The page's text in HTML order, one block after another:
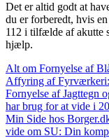
Det er altid godt at
du er forberedt, hvis
112 i tilfælde af akutte
hjælp.
Alt om Fornyelse af
Affyring af
Fornyelse af Jagttegn
har brug for at vide i
Min Side hos
vide om SU: Din